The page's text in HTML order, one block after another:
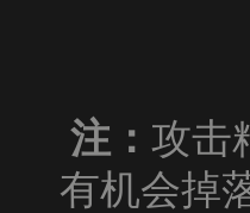
注： 攻击
有机会掉